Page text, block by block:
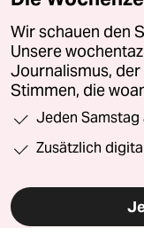
Wir schauen den
Unsere
Journalismus,
Stimmen, die
Jeden Samstag
Zusätzlich